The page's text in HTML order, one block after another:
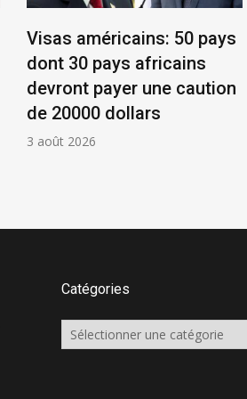
Visas américains: 50 pays
dont 30 pays africains
devront payer une caution
de 20000 dollars
3 août 2026
Catégories
Catégories